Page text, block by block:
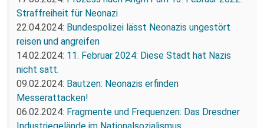
Straffreiheit für Neonazi
22.04.2024: Bundespolizei lässt Neonazis ungestört
reisen und angreifen
14.02.2024: 11. Februar 2024: Diese Stadt hat Nazis
nicht satt.
09.02.2024: Bautzen: Neonazis erfinden
Messerattacken!
06.02.2024: Fragmente und Frequenzen: Das Dresdner